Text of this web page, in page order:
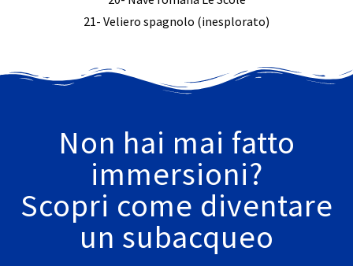
21- Veliero spagnolo (inesplorato)
Non hai mai fatto
immersioni?
Scopri come diventare
un subacqueo